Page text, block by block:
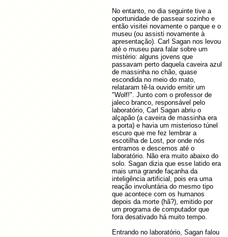
No entanto, no dia seguinte tive a
oportunidade de passear sozinho e
então visitei novamente o parque e o
museu (ou assisti novamente à
apresentação). Carl Sagan nos levou
até o museu para falar sobre um
mistério: alguns jovens que
passavam perto daquela caveira azul
de massinha no chão, quase
escondida no meio do mato,
relataram tê-la ouvido emitir um
"Wolf!". Junto com o professor de
jaleco branco, responsável pelo
laboratório, Carl Sagan abriu o
alçapão (a caveira de massinha era
a porta) e havia um misterioso túnel
escuro que me fez lembrar a
escotilha de Lost, por onde nós
entramos e descemos até o
laboratório. Não era muito abaixo do
solo. Sagan dizia que esse latido era
mais uma grande façanha da
inteligência artificial, pois era uma
reação involuntária do mesmo tipo
que acontece com os humanos
depois da morte (hã?), emitido por
um programa de computador que
fora desativado há muito tempo.
Entrando no laboratório, Sagan falou